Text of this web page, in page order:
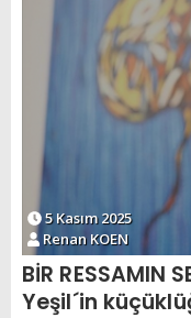
5 Kasım 2025
Renan KOEN
BİR RESSAMIN
Yeşil´in